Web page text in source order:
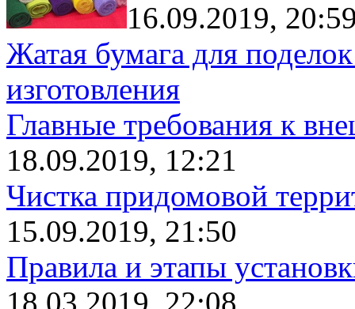
16.09.2019,
Жатая бумага для
изготовления
Главные требования к
18.09.2019, 12:21
Чистка придомовой
15.09.2019, 21:50
Правила и этапы